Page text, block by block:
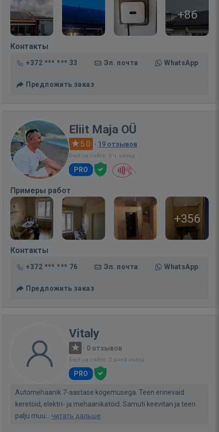
+86
Контакты
+372 *** *** 33 Эл. почта WhatsApp
Предложить заказ
Eliit Maja OÜ
5.0 · 19 отзывов
Был на сайте: 5 ч. назад
PRO
Примеры работ
+356
Контакты
+372 *** *** 76 Эл. почта WhatsApp
Предложить заказ
Vitaly
· 0 отзывов
Был на сайте: 2 дней назад
PRO
Automehaanik 7-aastase kogemusega. Teen erinevaid
keretöid, elektri- ja mehaanikatöid. Samuti keevitan ja teen
palju muu... читать дальше